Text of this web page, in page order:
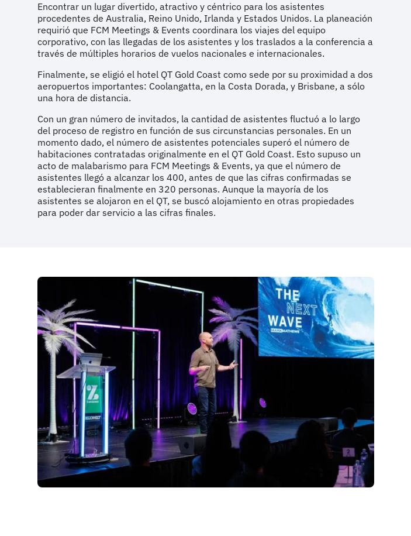
Encontrar un lugar divertido, atractivo y céntrico para los asistentes
procedentes de Australia, Reino Unido, Irlanda y Estados Unidos. La planeación
requirió que FCM Meetings & Events coordinara los viajes del equipo
corporativo, con las llegadas de los asistentes y los traslados a la conferencia a
través de múltiples horarios de vuelos nacionales e internacionales.
Finalmente, se eligió el hotel QT Gold Coast como sede por su proximidad a dos
aeropuertos importantes: Coolangatta, en la Costa Dorada, y Brisbane, a sólo
una hora de distancia.
Con un gran número de invitados, la cantidad de asistentes fluctuó a lo largo
del proceso de registro en función de sus circunstancias personales. En un
momento dado, el número de asistentes potenciales superó el número de
habitaciones contratadas originalmente en el QT Gold Coast. Esto supuso un
acto de malabarismo para FCM Meetings & Events, ya que el número de
asistentes llegó a alcanzar los 400, antes de que las cifras confirmadas se
establecieran finalmente en 320 personas. Aunque la mayoría de los
asistentes se alojaron en el QT, se buscó alojamiento en otras propiedades
para poder dar servicio a las cifras finales.